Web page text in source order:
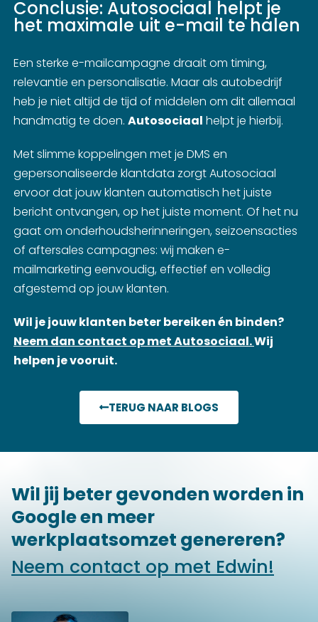
Conclusie: Autosociaal helpt je
het maximale uit e-mail te halen
Een sterke e-mailcampagne draait om timing,
relevantie en personalisatie. Maar als autobedrijf
heb je niet altijd de tijd of middelen om dit allemaal
handmatig te doen. Autosociaal helpt je hierbij.
Met slimme koppelingen met je DMS en
gepersonaliseerde klantdata zorgt Autosociaal
ervoor dat jouw klanten automatisch het juiste
bericht ontvangen, op het juiste moment. Of het nu
gaat om onderhoudsherinneringen, seizoensacties
of aftersales campagnes: wij maken e-
mailmarketing eenvoudig, effectief en volledig
afgestemd op jouw klanten.
Wil je jouw klanten beter bereiken én binden?
Neem dan contact op met Autosociaal.Wij
helpen je vooruit.
TERUG NAAR BLOGS
Wil jij beter gevonden worden in
Google en meer
werkplaatsomzet genereren?
Neem contact op met Edwin!